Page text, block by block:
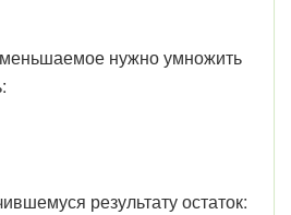
нужно умножить
результату остаток: